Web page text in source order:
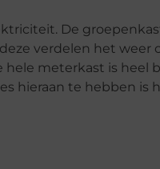
De
verdelen het weer
meterkast is heel
hieraan te hebben is